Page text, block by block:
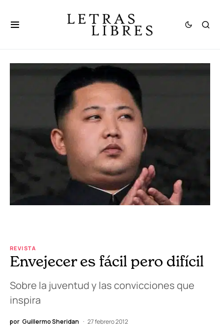
REVISTA
Envejecer es fácil pero difícil
Sobre la juventud y las convicciones que
inspira
por Guillermo Sheridan 27 febrero 2012